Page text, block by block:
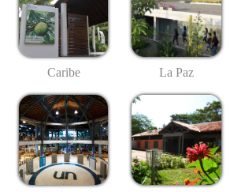
Caribe La Paz